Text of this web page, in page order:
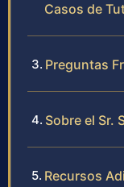
Casos de
Preguntas
Sobre el Sr.
Recursos